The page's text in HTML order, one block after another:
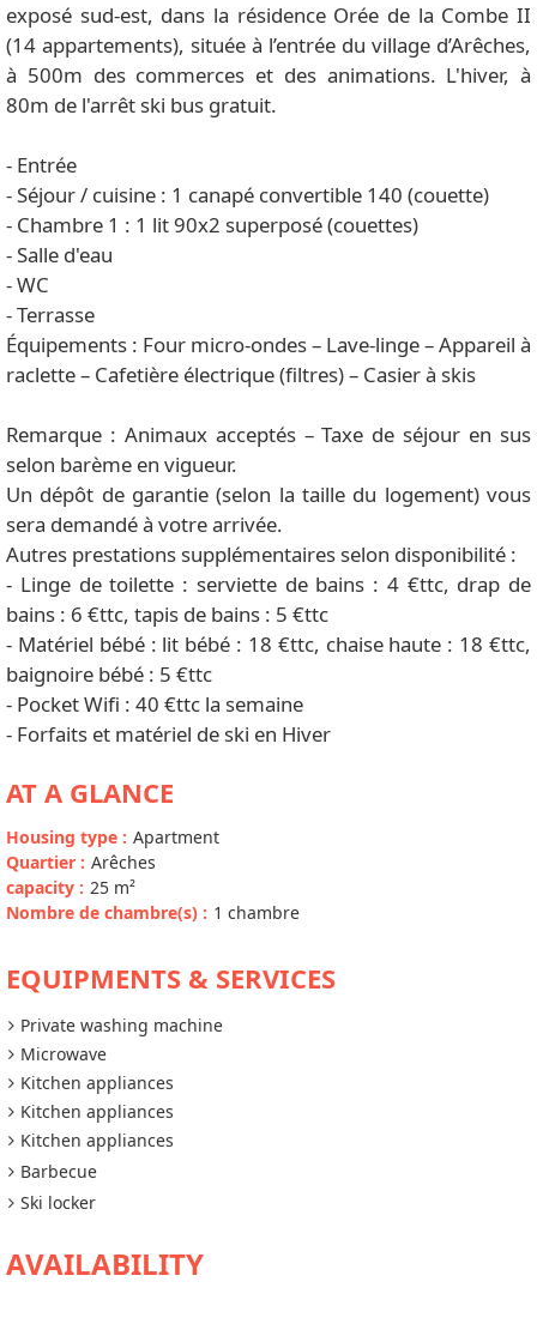
exposé sud-est, dans la résidence Orée de la Combe II
(14 appartements), située à l’entrée du village d’Arêches,
à 500m des commerces et des animations. L'hiver, à
80m de l'arrêt ski bus gratuit.
- Entrée
- Séjour / cuisine : 1 canapé convertible 140 (couette)
- Chambre 1 : 1 lit 90x2 superposé (couettes)
- Salle d'eau
- WC
- Terrasse
Équipements : Four micro-ondes – Lave-linge – Appareil à
raclette – Cafetière électrique (filtres) – Casier à skis
Remarque : Animaux acceptés – Taxe de séjour en sus
selon barème en vigueur.
Un dépôt de garantie (selon la taille du logement) vous
sera demandé à votre arrivée.
Autres prestations supplémentaires selon disponibilité :
- Linge de toilette : serviette de bains : 4 €ttc, drap de
bains : 6 €ttc, tapis de bains : 5 €ttc
- Matériel bébé : lit bébé : 18 €ttc, chaise haute : 18 €ttc,
baignoire bébé : 5 €ttc
- Pocket Wifi : 40 €ttc la semaine
- Forfaits et matériel de ski en Hiver
AT A GLANCE
Housing type : Apartment
Quartier : Arêches
capacity : 25 m²
Nombre de chambre(s) : 1 chambre
EQUIPMENTS & SERVICES
Private washing machine
Microwave
Kitchen appliances
Kitchen appliances
Kitchen appliances
Barbecue
Ski locker
AVAILABILITY